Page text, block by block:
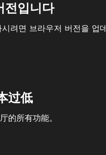
전입니다
려면 브라우저 버전을 업
过低
的所有功能。